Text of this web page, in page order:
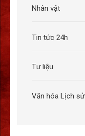
Nhân vật
Tin tức 24h
Tư liệu
Văn hóa Lịch sử